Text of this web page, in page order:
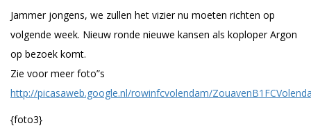
Jammer jongens, we zullen het vizier nu moeten richten op
volgende week. Nieuw ronde nieuwe kansen als koploper Argon
op bezoek komt.
Zie voor meer foto”s
http://picasaweb.google.nl/rowinfcvolendam/
{foto3}